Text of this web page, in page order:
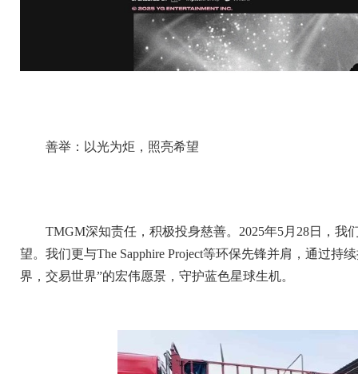
善举：以光为炬，照亮希望
TMGM深知责任，积极投身慈善。2025年5月28日，
望。我们更与The Sapphire Project等环保先锋并肩，通过
界，交易世界”的宏伟愿景，守护蓝色星球生机。